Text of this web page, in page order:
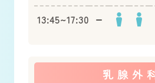
13:45~17:30
乳腺外